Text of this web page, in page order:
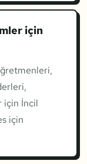
için
için İncil
için